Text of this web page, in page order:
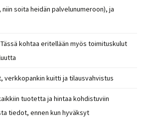
soita heidän palvelunumeroon), ja
kohtaa eritellään myös toimituskulut
verkkopankin kuitti ja tilausvahvistus
tuotetta ja hintaa kohdistuviin
tiedot, ennen kun hyväksyt